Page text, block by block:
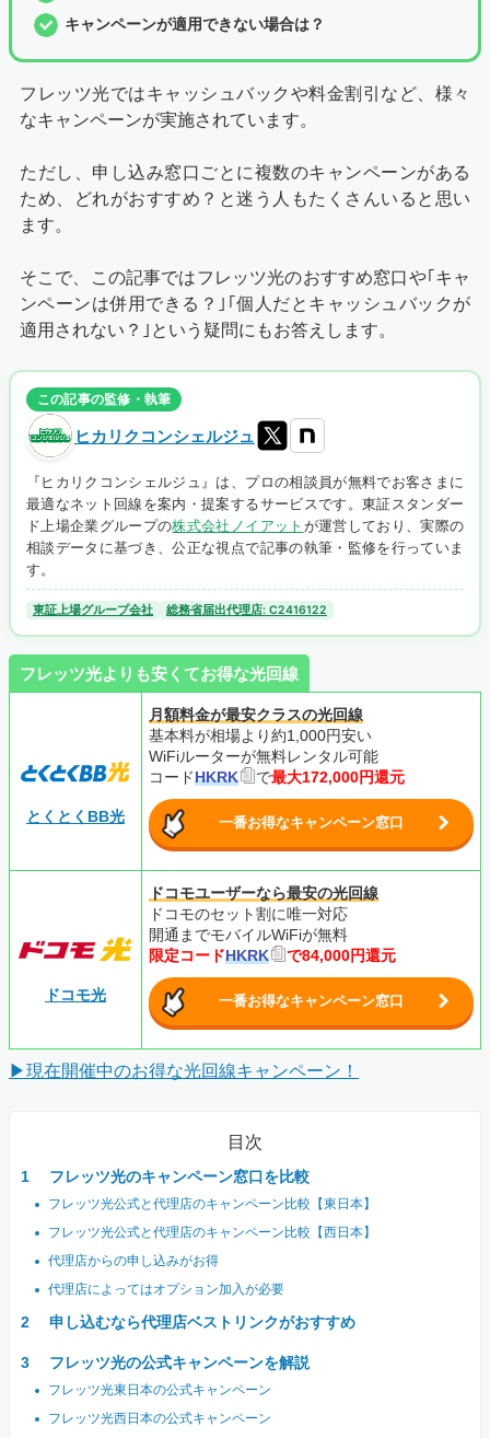
キャンペーンが適用できない場合は？
フレッツ光ではキャッシュバックや料金割引など、様々
なキャンペーンが実施されています。
ただし、申し込み窓口ごとに複数のキャンペーンがある
ため、どれがおすすめ？と迷う人もたくさんいると思い
ます。
そこで、この記事ではフレッツ光のおすすめ窓口や｢キャ
ンペーンは併用できる？｣｢個人だとキャッシュバックが
適用されない？｣という疑問にもお答えします。
この記事の監修・執筆
ヒカリクコンシェルジュ
『ヒカリクコンシェルジュ』は、プロの相談員が無料でお客さまに
最適なネット回線を案内・提案するサービスです。東証スタンダー
ド上場企業グループの株式会社ノイアット が運営しており、実際の
相談データに基づき、公正な視点で記事の執筆・監修を行っていま
す。
東証上場グループ会社 総務省届出代理店: C2416122
フレッツ光よりも安くてお得な光回線
とくとくBB光
月額料金が最安クラスの光回線
基本料が相場より約1,000円安い
WiFiルーターが無料レンタル可能
コードHKRK で最大172,000円還元
一番お得なキャンペーン窓口
ドコモ光
ドコモユーザーなら最安の光回線
ドコモのセット割に唯一対応
開通までモバイルWiFiが無料
限定コードHKRK で84,000円還元
一番お得なキャンペーン窓口
▶現在開催中のお得な光回線キャンペーン！
目次
フレッツ光のキャンペーン窓口を比較
フレッツ光公式と代理店のキャンペーン比較【東日本】
フレッツ光公式と代理店のキャンペーン比較【西日本】
代理店からの申し込みがお得
代理店によってはオプション加入が必要
申し込むなら代理店ベストリンクがおすすめ
フレッツ光の公式キャンペーンを解説
フレッツ光東日本の公式キャンペーン
フレッツ光西日本の公式キャンペーン